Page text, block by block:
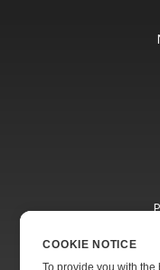
COOKIE NOTICE
To provide you with